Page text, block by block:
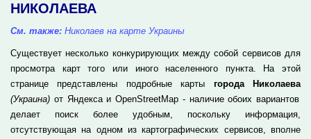
НИКОЛАЕВА
См. также: Николаев на карте Украины
Существует несколько конкурирующих между собой сервисов для
просмотра карт того или иного населенного пункта. На этой
странице представлены подробные карты города Николаева
(Украина) от Яндекса и OpenStreetMap - наличие обоих вариантов
делает поиск более удобным, поскольку информация,
отсутствующая на одном из картографических сервисов, вполне